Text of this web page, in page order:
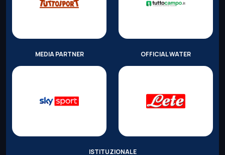
MEDIA PARTNER OFFICIAL WATER
ISTITUZIONALE